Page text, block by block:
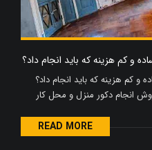
و کم هزینه که باید انجام داد؟
انجام دکور منزل و محل کار
READ MORE